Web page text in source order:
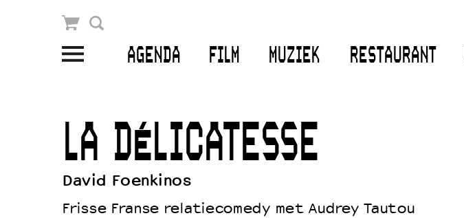
AGENDA FILM MUZIEK RESTAURANT
Winkelmandje
Openingstijden & contact
Bereikbaarheid
Kaartverkoop
LA DÉLICATESSE
David Foenkinos
Frisse Franse relatiecomedy met Audrey Tautou